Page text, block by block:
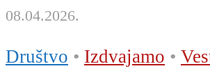
08.04.2026.
Društvo • Izdvajamo •